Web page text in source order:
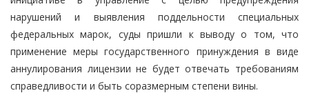
нарушений и выявления поддельности специальных
федеральных марок, суды пришли к выводу о том, что
применение меры государственного принуждения в виде
аннулирования лицензии не будет отвечать требованиям
справедливости и быть соразмерным степени вины.